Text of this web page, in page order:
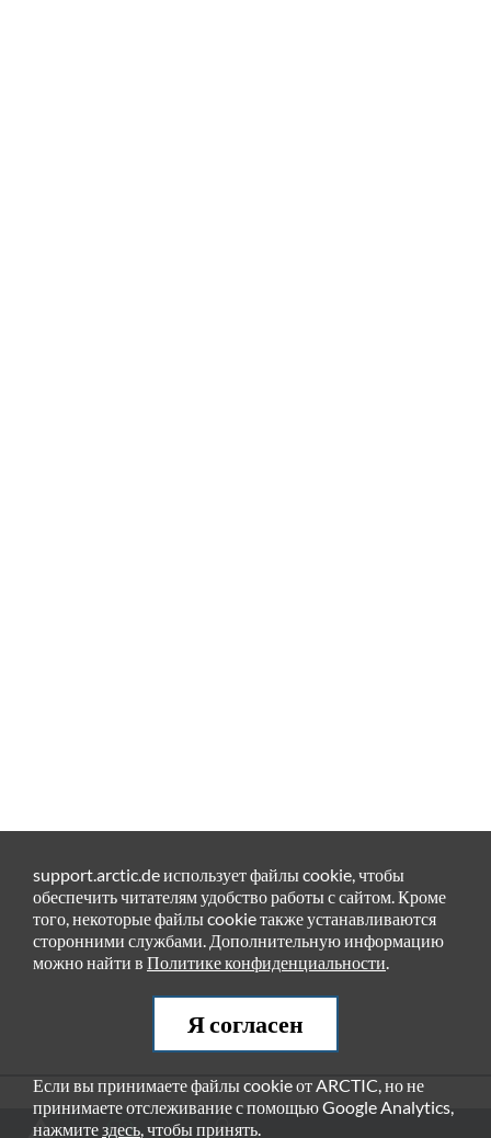
РЕКОМЕНДУЕМЫЕ ПРОДУКТЫ
support.arctic.de использует файлы cookie, чтобы
обеспечить читателям удобство работы с сайтом. Кроме
того, некоторые файлы cookie также устанавливаются
сторонними службами. Дополнительную информацию
можно найти в Политике конфиденциальности.
Я согласен
Если вы принимаете файлы cookie от ARCTIC, но не
принимаете отслеживание с помощью Google Analytics,
нажмитездесь, чтобы принять.